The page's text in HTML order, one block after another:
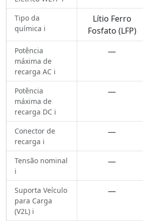
Tipo da
química ℹ️
Lítio Ferro
Fosfato (LFP)
Potência
máxima de
recarga AC ℹ️
—
Potência
máxima de
recarga DC ℹ️
—
Conector de
recarga ℹ️
—
Tensão nominal
ℹ️
—
Suporta Veículo
para Carga
(V2L) ℹ️
—